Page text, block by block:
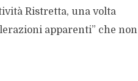
Ristretta, una volta
apparenti” che non